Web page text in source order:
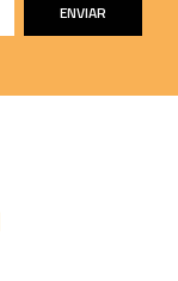
ENVIAR